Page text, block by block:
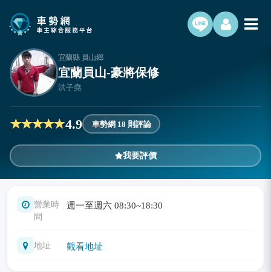
宜蘭縣 員山鄉
宜蘭員山-豪將保修
洪子堯
4.9 車勢網 18 則評論
我要評價
營業時
間
週一至週六 08:30~18:30
地址 觀看地址